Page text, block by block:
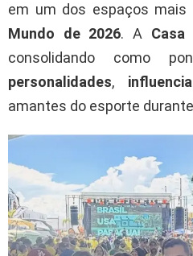
em um dos espaços mais
Mundo de 2026. A Casa
consolidando como
personalidades,
amantes do esporte